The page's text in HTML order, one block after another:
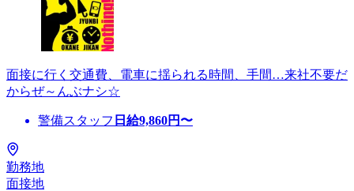
面接に行く交通費、電車に揺られる時間、手間…来社不要だ
からぜ～んぶナシ☆
警備スタッフ 日給9,860円〜
勤務地
面接地